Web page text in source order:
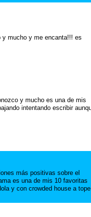
mucho y me encanta!!! es
y mucho es una de mis
intentando escribir
más positivas sobre el
es una de mis 10 favoritas
y con crowded house a tope